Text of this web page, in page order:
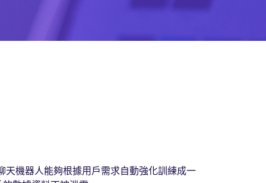
機器人能夠根據用戶需求自動強化訓練成一